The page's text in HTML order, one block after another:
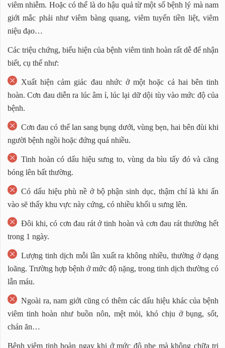
viêm nhiễm. Hoặc có thể là do hậu quả từ một số bệnh lý mà nam
giới mắc phải như viêm bàng quang, viêm tuyến tiền liệt, viêm
niệu đạo…
Các triệu chứng, biểu hiện của bệnh viêm tinh hoàn rất dễ để nhận
biết, cụ thể như:
Xuất hiện cảm giác đau nhức ở một hoặc cả hai bên tinh
hoàn. Cơn đau diễn ra lúc âm ỉ, lúc lại dữ dội tùy vào mức độ của
bệnh.
Cơn đau có thể lan sang bụng dưới, vùng bẹn, hai bên đùi khi
người bệnh ngồi hoặc đứng quá nhiều.
Tinh hoàn có dấu hiệu sưng to, vùng da bìu tấy đỏ và căng
bóng lên bất thường.
Có dấu hiệu phù nề ở bộ phận sinh dục, thậm chí là khi ấn
vào sẽ thấy khu vực này cứng, có nhiều khối u sưng lên.
Đôi khi, có cơn đau rát ở tinh hoàn và cơn đau rát thường hết
trong 1 ngày.
Lượng tinh dịch mỗi lần xuất ra không nhiều, thường ở dạng
loãng. Trường hợp bệnh ở mức độ nặng, trong tinh dịch thường có
lẫn máu.
Ngoài ra, nam giới cũng có thêm các dấu hiệu khác của bệnh
viêm tinh hoàn như buồn nôn, mệt mỏi, khó chịu ở bụng, sốt,
chán ăn…
Bệnh viêm tinh hoàn ngay khi ở mức độ nhẹ mà không chữa trị